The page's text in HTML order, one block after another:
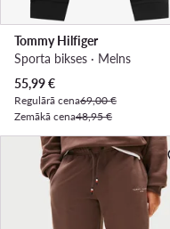
Tommy Hilfiger
Sporta bikses · Melns
Pašreizējā cena
55,99€
Regulārā cena69,00 €
Zemākā cena48,95 €